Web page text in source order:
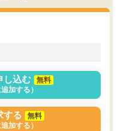
し込む
無料
加する）
する
無料
加する）